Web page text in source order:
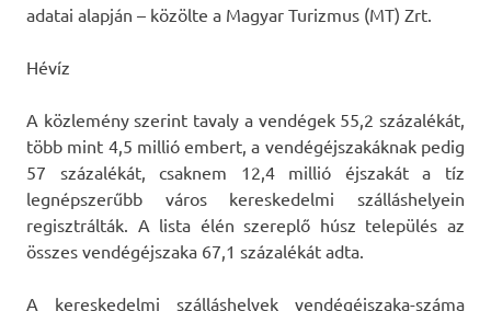
adatai alapján – közölte a Magyar Turizmus (MT) Zrt.
Hévíz
A közlemény szerint tavaly a vendégek 55,2 százalékát,
több mint 4,5 millió embert, a vendégéjszakáknak pedig
57 százalékát, csaknem 12,4 millió éjszakát a tíz
legnépszerűbb város kereskedelmi szálláshelyein
regisztrálták. A lista élén szereplő húsz település az
összes vendégéjszaka 67,1 százalékát adta.
A kereskedelmi szálláshelyek vendégéjszaka-száma